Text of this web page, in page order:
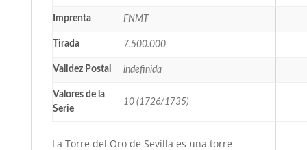
Imprenta FNMT
Tirada 7.500.000
Validez Postal indefinida
Valores de la
Serie
10 (1726/1735)
La Torre del Oro de Sevilla es una torre